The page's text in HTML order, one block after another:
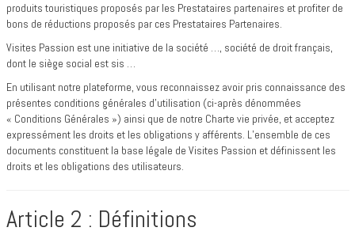
produits touristiques proposés par les Prestataires partenaires et profiter de
bons de réductions proposés par ces Prestataires Partenaires.
Visites Passion est une initiative de la société …, société de droit français,
dont le siège social est sis …
En utilisant notre plateforme, vous reconnaissez avoir pris connaissance des
présentes conditions générales d’utilisation (ci-après dénommées
« Conditions Générales ») ainsi que de notre Charte vie privée, et acceptez
expressément les droits et les obligations y afférents. L’ensemble de ces
documents constituent la base légale de Visites Passion et définissent les
droits et les obligations des utilisateurs.
Article 2 : Définitions